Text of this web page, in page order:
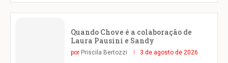
Quando Chove é a colaboração de
Laura Pausini e Sandy
por Priscila Bertozzi 3 de agosto de 2026